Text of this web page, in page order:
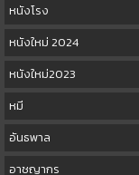
หนังโรง
หนังใหม่ 2024
หนังใหม่2023
หมี
อันธพาล
อาชญากร